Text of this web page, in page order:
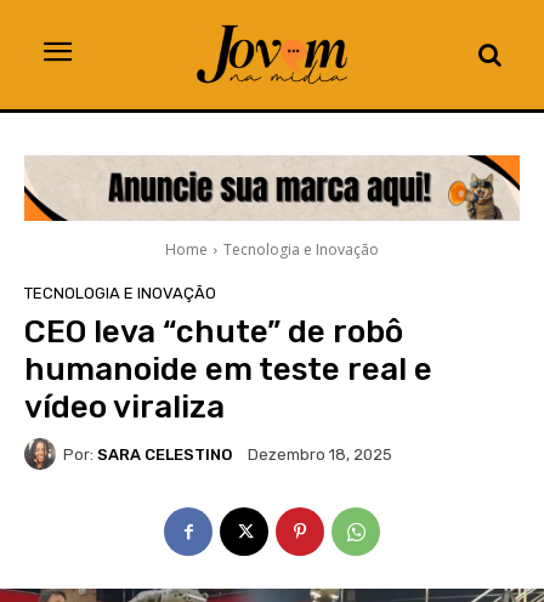
Home Tecnologia e Inovação
TECNOLOGIA E INOVAÇÃO
CEO leva “chute” de robô
humanoide em teste real e
vídeo viraliza
Por: SARA CELESTINO Dezembro 18, 2025